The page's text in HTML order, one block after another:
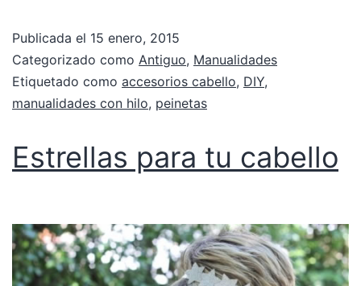
Publicada el 15 enero, 2015
Categorizado como Antiguo, Manualidades
Etiquetado como accesorios cabello, DIY,
manualidades con hilo, peinetas
Estrellas para tu cabello